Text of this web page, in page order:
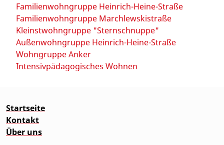
Familienwohngruppe Heinrich-Heine-Straße
Familienwohngruppe Marchlewskistraße
Kleinstwohngruppe "Sternschnuppe"
Außenwohngruppe Heinrich-Heine-Straße
Wohngruppe Anker
Intensivpädagogisches Wohnen
Startseite
Kontakt
Über uns